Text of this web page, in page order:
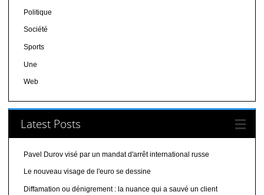
Politique
Société
Sports
Une
Web
Latest Posts
Pavel Durov visé par un mandat d'arrêt international russe
Le nouveau visage de l'euro se dessine
Diffamation ou dénigrement : la nuance qui a sauvé un client